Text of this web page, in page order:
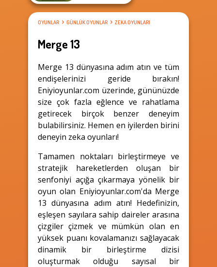
OYUNLAR GÜNLÜK OYUNLAR ZEKA OYUNLARI
Merge 13
Merge 13 dünyasına adım atın ve tüm
endişelerinizi geride bırakın!
Eniyioyunlar.com üzerinde, gününüzde
size çok fazla eğlence ve rahatlama
getirecek birçok benzer deneyim
bulabilirsiniz. Hemen en iyilerden birini
deneyin zeka oyunları!
Tamamen noktaları birleştirmeye ve
stratejik hareketlerden oluşan bir
senfoniyi açığa çıkarmaya yönelik bir
oyun olan Eniyioyunlar.com'da Merge
13 dünyasına adım atın! Hedefinizin,
eşleşen sayılara sahip daireler arasına
çizgiler çizmek ve mümkün olan en
yüksek puanı kovalamanızı sağlayacak
dinamik bir birleştirme dizisi
oluşturmak olduğu sayısal bir